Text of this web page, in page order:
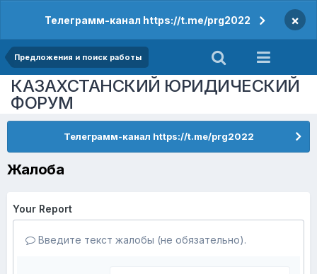
Телеграмм-канал https://t.me/prg2022 ×
Предложения и поиск работы
КАЗАХСТАНСКИЙ ЮРИДИЧЕСКИЙ
ФОРУМ
Телеграмм-канал https://t.me/prg2022
Жалоба
Your Report
Введите текст жалобы (не обязательно).